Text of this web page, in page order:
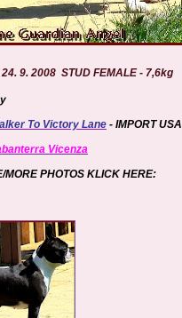
9. 2008 STUD FEMALE - 7,6kg
To Victory Lane - IMPORT USA
Vicenza
MORE PHOTOS KLICK HERE: